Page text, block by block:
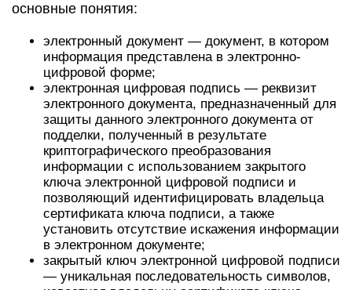
основные понятия:
электронный документ — документ, в котором
информация представлена в электронно-
цифровой форме;
электронная цифровая подпись — реквизит
электронного документа, предназначенный для
защиты данного электронного документа от
подделки, полученный в результате
криптографического преобразования
информации с использованием закрытого
ключа электронной цифровой подписи и
позволяющий идентифицировать владельца
сертификата ключа подписи, а также
установить отсутствие искажения информации
в электронном документе;
закрытый ключ электронной цифровой подписи
— уникальная последовательность символов,